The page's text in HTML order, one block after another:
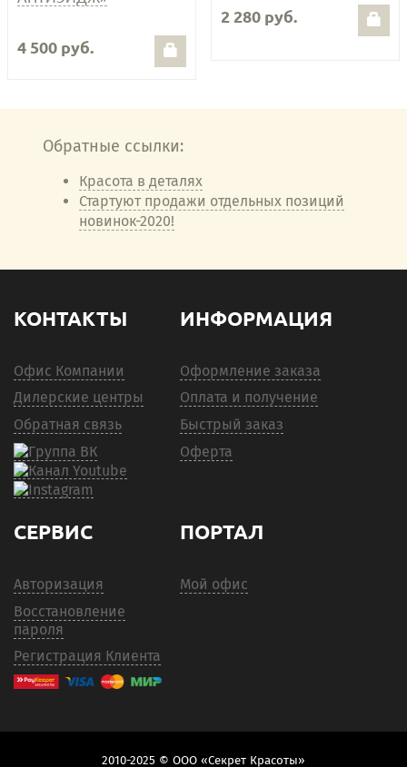
4 500 руб.
2 280 руб.
Обратные ссылки:
Красота в деталях
Стартуют продажи отдельных позиций
новинок-2020!
КОНТАКТЫ
Офис Компании
Дилерские центры
Обратная связь
ИНФОРМАЦИЯ
Оформление заказа
Оплата и получение
Быстрый заказ
Оферта
СЕРВИС
Авторизация
Восстановление
пароля
Регистрация Клиента
ПОРТАЛ
Мой офис
2010-2025 © ООО «Секрет Красоты»